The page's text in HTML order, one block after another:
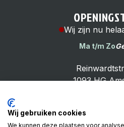
Wij zijn nu
Ma t/m Zo
1093 HG
Wij gebruiken cookies
We kunnen deze plaatsen voor